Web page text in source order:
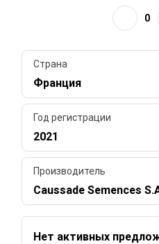
0
Страна
Франция
Год регистрации
2021
Производитель
Caussade Semences
Нет активных